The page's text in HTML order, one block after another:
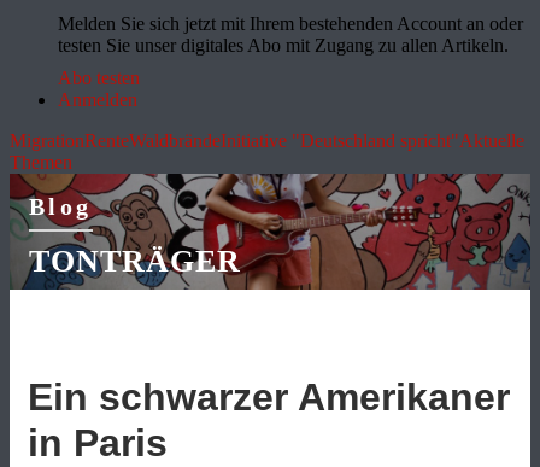
Melden Sie sich jetzt mit Ihrem bestehenden Account an oder
testen Sie unser digitales Abo mit Zugang zu allen Artikeln.
Abo testen
Anmelden
MigrationRenteWaldbrändeInitiative "Deutschland spricht"Aktuelle
Themen
Blog
TONTRÄGER
Ein schwarzer Amerikaner
in Paris